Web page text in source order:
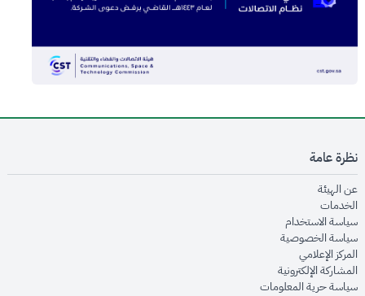
نظرة عامة
عن الهيئةopens in new window
الخدماتopens in new window
سياسة الاستخدام
سياسة الخصوصيةopens in new window
المركز الإعلاميopens in new window
المشاركة الإلكترونيةopens in new window
سياسة حرية المعلوماتopens in new window